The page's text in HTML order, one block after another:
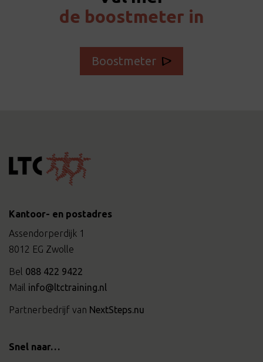
de boostmeter in
Boostmeter
Kantoor- en postadres
Assendorperdijk 1
8012 EG Zwolle
Bel 088 422 9422
Mail info@ltctraining.nl
Partnerbedrijf van NextSteps.nu
Snel naar…